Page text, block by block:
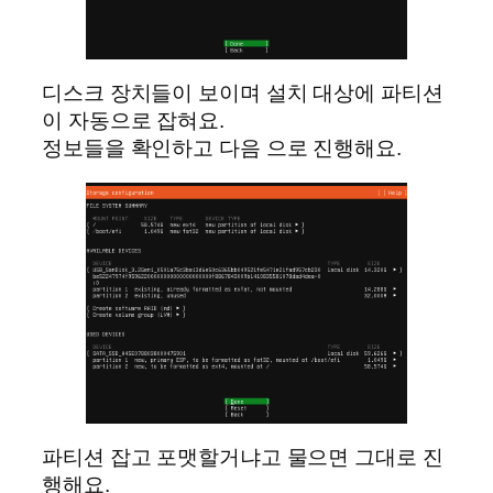
디스크 장치들이 보이며 설치 대상에 파티션
이 자동으로 잡혀요.
정보들을 확인하고 다음 으로 진행해요.
파티션 잡고 포맷할거냐고 물으면 그대로 진
행해요.